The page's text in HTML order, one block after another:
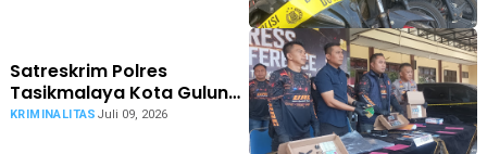
Satreskrim Polres
Tasikmalaya Kota Gulung
Komplotan Pelaku Ganjal
KRIMINALITAS Juli 09, 2026